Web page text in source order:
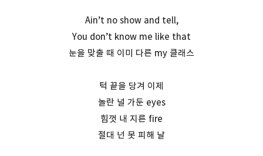
Ain’t no show and tell,
You don’t know me like that
눈을 맞출 때 이미 다른 my 클래스
턱 끝을 당겨 이제
놀란 널 가둔 eyes
힘껏 내 지른 fire
절대 넌 못 피해 날